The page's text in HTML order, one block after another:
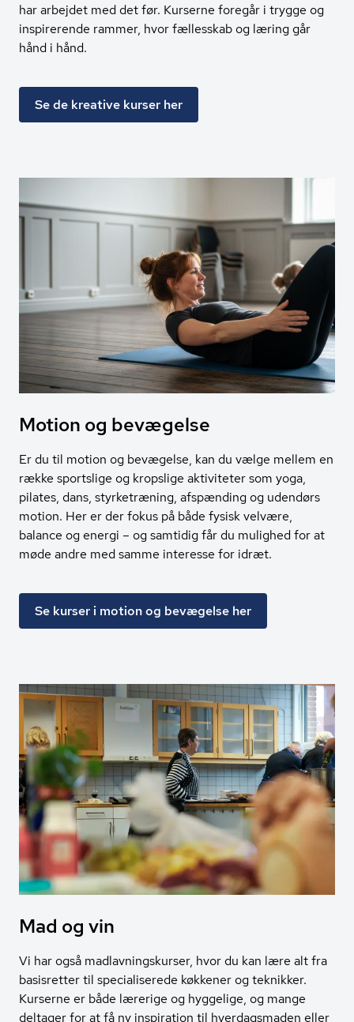
har arbejdet med det før. Kurserne foregår i trygge og
inspirerende rammer, hvor fællesskab og læring går
hånd i hånd.
Se de kreative kurser her
Motion og bevægelse
Er du til motion og bevægelse, kan du vælge mellem en
række sportslige og kropslige aktiviteter som yoga,
pilates, dans, styrketræning, afspænding og udendørs
motion. Her er der fokus på både fysisk velvære,
balance og energi – og samtidig får du mulighed for at
møde andre med samme interesse for idræt.
Se kurser i motion og bevægelse her
Mad og vin
Vi har også madlavningskurser, hvor du kan lære alt fra
basisretter til specialiserede køkkener og teknikker.
Kurserne er både lærerige og hyggelige, og mange
deltager for at få ny inspiration til hverdagsmaden eller